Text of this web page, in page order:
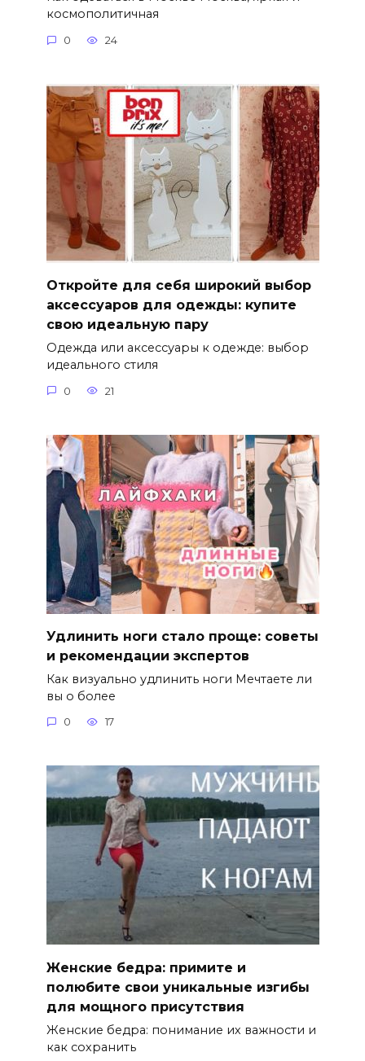
космополитичная
0 24
Откройте для себя широкий выбор
аксессуаров для одежды: купите
свою идеальную пару
Одежда или аксессуары к одежде: выбор
идеального стиля
0 21
Удлинить ноги стало проще: советы
и рекомендации экспертов
Как визуально удлинить ноги Мечтаете ли
вы о более
0 17
Женские бедра: примите и
полюбите свои уникальные изгибы
для мощного присутствия
Женские бедра: понимание их важности и
как сохранить